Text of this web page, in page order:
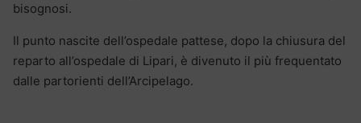
bisognosi.
Il punto nascite dell’ospedale pattese, dopo la chiusura del
reparto all’ospedale di Lipari, è divenuto il più frequentato
dalle partorienti dell’Arcipelago.